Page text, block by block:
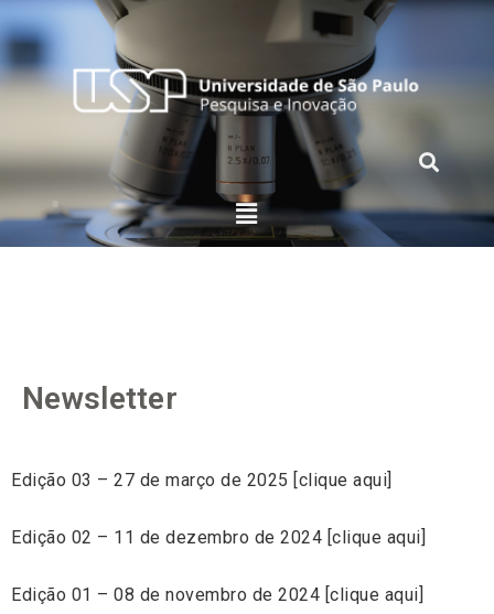
Newsletter
Edição 03 – 27 de março de 2025 [clique aqui]
Edição 02 – 11 de dezembro de 2024 [clique aqui]
Edição 01 – 08 de novembro de 2024 [clique aqui]